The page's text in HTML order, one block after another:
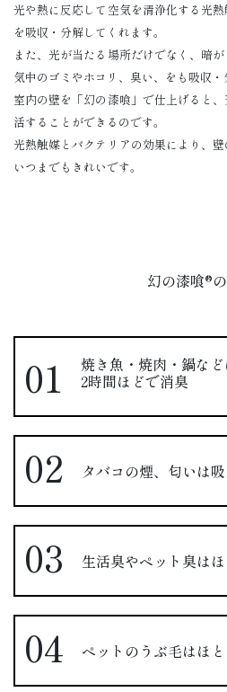
光や熱に反応して空気を清浄化する光
を吸収・分解してくれます。
また、光が当たる場所だけでなく、暗
気中のゴミやホコリ、臭い、をも吸収・
室内の壁を「幻の漆喰」で仕上げると
活することができるのです。
光熱触媒とバクテリアの効果により、壁
いつまでもきれいです。
幻の漆喰®
焼き魚・焼肉・鍋など
2時間ほどで消臭
タバコの煙、匂いは
生活臭やペット臭は
ペットのうぶ毛はほ